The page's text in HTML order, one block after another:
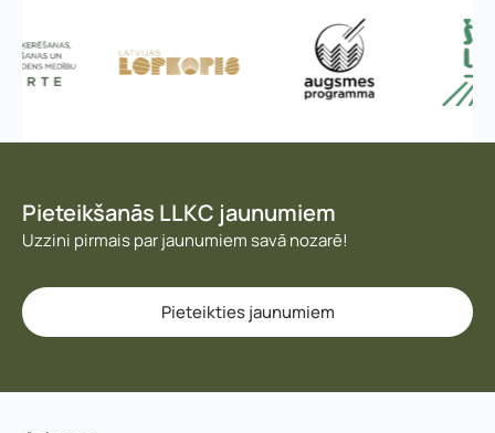
Pieteikšanās LLKC jaunumiem
Uzzini pirmais par jaunumiem savā nozarē!
Pieteikties jaunumiem